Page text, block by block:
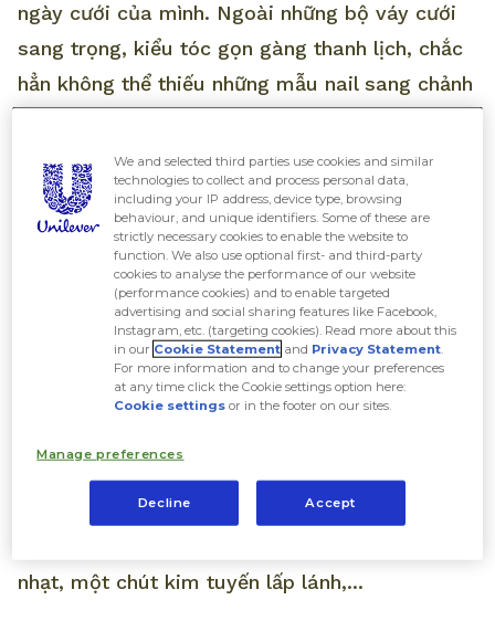
ngày cưới của mình. Ngoài những bộ váy cưới
sang trọng, kiểu tóc gọn gàng thanh lịch, chắc
hẳn không thể thiếu những mẫu nail sang chảnh
nail cô dâu 2024“hot” nhất hiện nay nhé!
Mẫu nail cô dâu 2024 màu hồng
Tone hồng thạch hay hồng pastel luôn là sắc
màu phổ biến được nhiều cô gái lựa chọn trong
ngày cưới. Nếu các “nàng thơ” của All Things
Beauty yêu thích phong cách nhẹ nhàng, tinh
mẫu nail hồng basic sẽ là chọn lựa hoàn hảo.
Để tránh đơn điệu, các nàng có thể phối cùng
nhạt, một chút kim tuyến lấp lánh,...
We and selected third parties use cookies and similar
technologies to collect and process personal data,
including your IP address, device type, browsing
behaviour, and unique identifiers. Some of these are
strictly necessary cookies to enable the website to
function. We also use optional first- and third-party
cookies to analyse the performance of our website
(performance cookies) and to enable targeted
advertising and social sharing features like Facebook,
Instagram, etc. (targeting cookies). Read more about this
in our Cookie Statement and Privacy Statement
For more information and to change your preferences
at any time click the Cookie settings option here:
Cookie settings or in the footer on our sites.
Manage preferences
Decline Accept